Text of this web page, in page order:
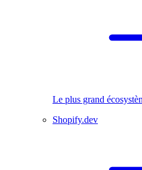
Le plus grand
Shopify.dev